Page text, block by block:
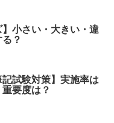
】小さい・大きい・違
？
記試験対策】実施率は
要度は？